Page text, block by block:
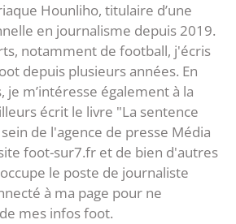
Hounliho, titulaire d’une
en journalisme depuis 2019.
notamment de football, j'écris
depuis plusieurs années. En
je m’intéresse également à la
écrit le livre "La sentence
de l'agence de presse Média
foot-sur7.fr et de bien d'autres
le poste de journaliste
à ma page pour ne
mes infos foot.